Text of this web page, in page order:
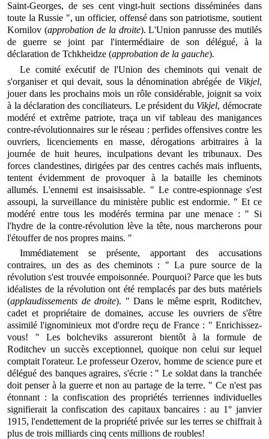
Saint-Georges, de ses cent vingt-huit sections disséminées dans
toute la Russie ", un officier, offensé dans son patriotisme, soutient
Kornilov (approbation de la droite). L'Union panrusse des mutilés
de guerre se joint par l'intermédiaire de son délégué, à la
déclaration de Tchkheidze (approbation de la gauche).
Le comité exécutif de l'Union des cheminots qui venait de
s'organiser et qui devait, sous la dénomination abrégée de Vikjel,
jouer dans les prochains mois un rôle considérable, joignit sa voix
à la déclaration des conciliateurs. Le président du Vikjel, démocrate
modéré et extrême patriote, traça un vif tableau des manigances
contre-révolutionnaires sur le réseau : perfides offensives contre les
ouvriers, licenciements en masse, dérogations arbitraires à la
journée de huit heures, inculpations devant les tribunaux. Des
forces clandestines, dirigées par des centres cachés mais influents,
tentent évidemment de provoquer à la bataille les cheminots
allumés. L'ennemi est insaisissable. " Le contre-espionnage s'est
assoupi, la surveillance du ministère public est endormie. " Et ce
modéré entre tous les modérés termina par une menace : " Si
l'hydre de la contre-révolution lève la tête, nous marcherons pour
l'étouffer de nos propres mains. "
Immédiatement se présente, apportant des accusations
contraires, un des as des cheminots : " La pure source de la
révolution s'est trouvée empoisonnée. Pourquoi? Parce que les buts
idéalistes de la révolution ont été remplacés par des buts matériels
(applaudissements de droite). " Dans le même esprit, Roditchev,
cadet et propriétaire de domaines, accuse les ouvriers de s'être
assimilé l'ignominieux mot d'ordre reçu de France : " Enrichissez-
vous! " Les bolcheviks assureront bientôt à la formule de
Roditchev un succès exceptionnel, quoique non celui sur lequel
comptait l'orateur. Le professeur Ozerov, homme de science pure et
délégué des banques agraires, s'écrie : " Le soldat dans la tranchée
doit penser à la guerre et non au partage de la terre. " Ce n'est pas
étonnant : la confiscation des propriétés terriennes individuelles
signifierait la confiscation des capitaux bancaires : au 1° janvier
1915, l'endettement de la propriété privée sur les terres se chiffrait à
plus de trois milliards cinq cents millions de roubles!